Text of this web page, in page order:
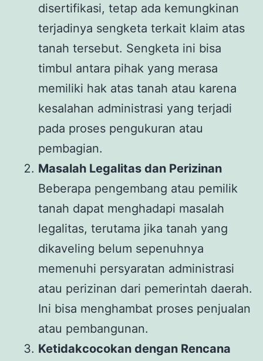
disertifikasi, tetap ada kemungkinan
terjadinya sengketa terkait klaim atas
tanah tersebut. Sengketa ini bisa
timbul antara pihak yang merasa
memiliki hak atas tanah atau karena
kesalahan administrasi yang terjadi
pada proses pengukuran atau
pembagian.
Masalah Legalitas dan Perizinan
Beberapa pengembang atau pemilik
tanah dapat menghadapi masalah
legalitas, terutama jika tanah yang
dikaveling belum sepenuhnya
memenuhi persyaratan administrasi
atau perizinan dari pemerintah daerah.
Ini bisa menghambat proses penjualan
atau pembangunan.
Ketidakcocokan dengan Rencana